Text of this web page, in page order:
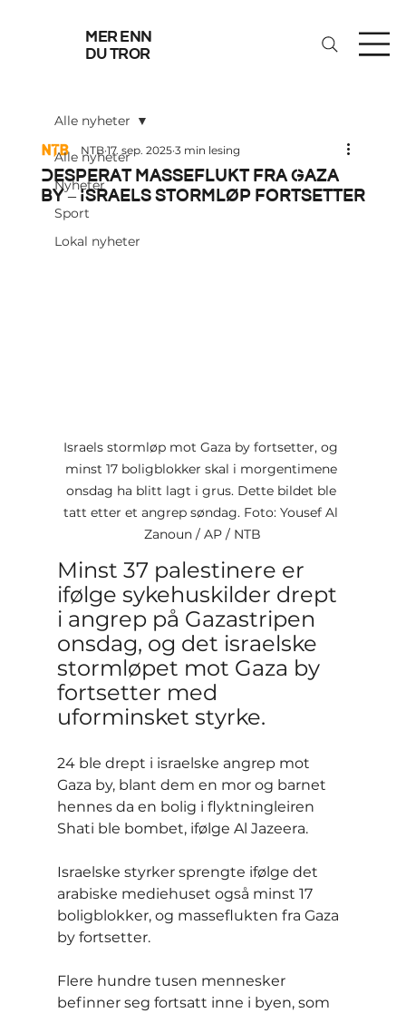
mer enn
du tror
Alle nyheter
Nyheter
Sport
Lokal nyheter
Alle nyheter
Desperat masseflukt fra Gaza
by – Israels stormløp fortsetter
NTB 17. sep. 2025 3 min lesing
Israels stormløp mot Gaza by fortsetter, og
minst 17 boligblokker skal i morgentimene
onsdag ha blitt lagt i grus. Dette bildet ble
tatt etter et angrep søndag. Foto: Yousef Al
Zanoun / AP / NTB
Minst 37 palestinere er
ifølge sykehuskilder drept
i angrep på Gazastripen
onsdag, og det israelske
stormløpet mot Gaza by
fortsetter med
uforminsket styrke.
24 ble drept i israelske angrep mot
Gaza by, blant dem en mor og barnet
hennes da en bolig i flyktningleiren
Shati ble bombet, ifølge Al Jazeera.
Israelske styrker sprengte ifølge det
arabiske mediehuset også minst 17
boligblokker, og masseflukten fra Gaza
by fortsetter.
Flere hundre tusen mennesker
befinner seg fortsatt inne i byen, som